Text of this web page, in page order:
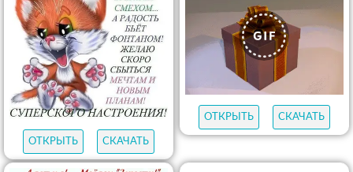
ОТКРЫТЬ СКАЧАТЬ
ОТКРЫТЬ СКАЧАТЬ